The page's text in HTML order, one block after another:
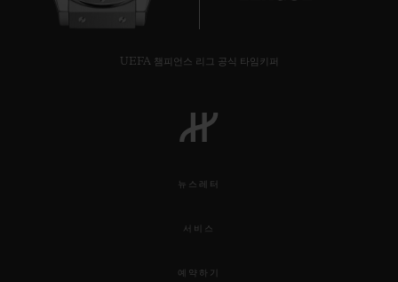
UEFA 챔피언스 리그 공식 타임키퍼
뉴스레터
서비스
예약하기